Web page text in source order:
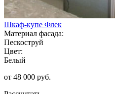
Шкаф-купе Флек
Материал фасада:
Пескоструй
Цвет:
Белый
от 48 000 руб.